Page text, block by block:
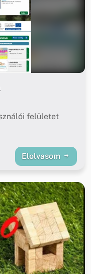
felületet
Elolvasom